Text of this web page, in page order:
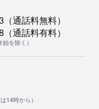
通話料無料）
通話料有料）
を除く）
14時から）